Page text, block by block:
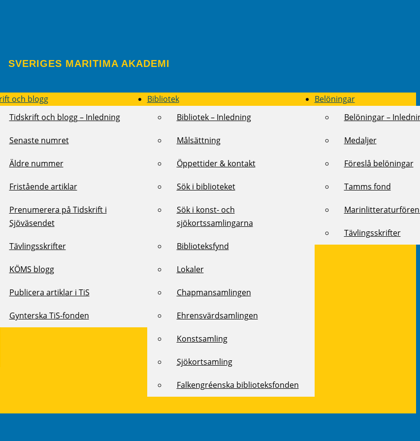
SVERIGES MARITIMA AKADEMI
och blogg
Tidskrift och blogg – Inledning
Senaste numret
Äldre nummer
Fristående artiklar
Prenumerera på Tidskrift i
Sjöväsendet
Tävlingsskrifter
KÖMS blogg
Publicera artiklar i TiS
Gynterska TiS-fonden
Bibliotek
Bibliotek – Inledning
Målsättning
Öppettider & kontakt
Sök i biblioteket
Sök i konst- och
sjökortssamlingarna
Biblioteksfynd
Lokaler
Chapmansamlingen
Ehrensvärdsamlingen
Konstsamling
Sjökortsamling
Falkengréenska biblioteksfonden
Belöningar
Belöningar –
Medaljer
Föreslå belöningar
Tamms fond
Tävlingsskrifter